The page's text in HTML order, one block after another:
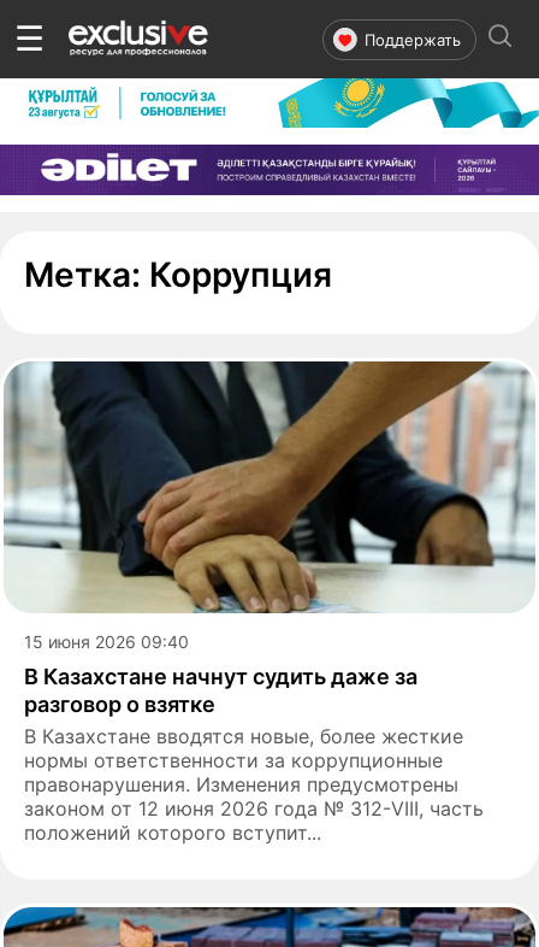
☰ Поддержать
Метка: Коррупция
15 июня 2026 09:40
В Казахстане начнут судить даже за
разговор о взятке
В Казахстане вводятся новые, более жесткие
нормы ответственности за коррупционные
правонарушения. Изменения предусмотрены
законом от 12 июня 2026 года № 312-VIII, часть
положений которого вступит...